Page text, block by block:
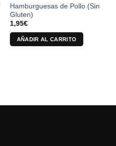
Hamburguesas de Pollo (Sin
Gluten)
1,95€
AÑADIR AL CARRITO